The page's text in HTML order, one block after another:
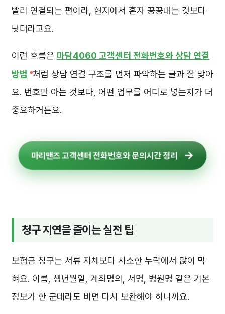
빨리 연결되는 편이라, 현지에서 혼자 끙끙대는 것보다
낫더라고요.
이런 흐름은 마담4060 고객센터 전화번호와 상담 연결
방법
처럼 상담 연결 구조를 먼저 파악하는 글과 잘 맞아
요. 번호만 아는 것보다, 어떤 업무를 어디로 넣는지가 더
중요하거든요.
마리맨즈 고객센터 전화번호와 문의시간 정리
청구 지연을 줄이는 실전 팁
보험금 청구는 서류 자체보다 사소한 누락에서 많이 막
혀요. 이름, 생년월일, 계좌명의, 서명, 병원명 같은 기본
정보가 한 군데라도 비면 다시 보완해야 하니까요.